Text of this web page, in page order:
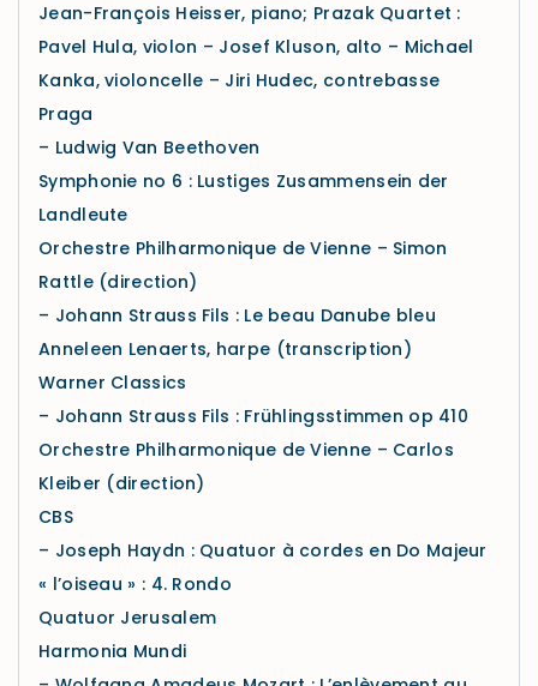
Jean-François Heisser, piano; Prazak Quartet :
Pavel Hula, violon – Josef Kluson, alto – Michael
Kanka, violoncelle – Jiri Hudec, contrebasse
Praga
– Ludwig Van Beethoven
Symphonie no 6 : Lustiges Zusammensein der
Landleute
Orchestre Philharmonique de Vienne – Simon
Rattle (direction)
– Johann Strauss Fils : Le beau Danube bleu
Anneleen Lenaerts, harpe (transcription)
Warner Classics
– Johann Strauss Fils : Frühlingsstimmen op 410
Orchestre Philharmonique de Vienne – Carlos
Kleiber (direction)
CBS
– Joseph Haydn : Quatuor à cordes en Do Majeur
« l’oiseau » : 4. Rondo
Quatuor Jerusalem
Harmonia Mundi